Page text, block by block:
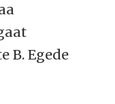
B. Egede